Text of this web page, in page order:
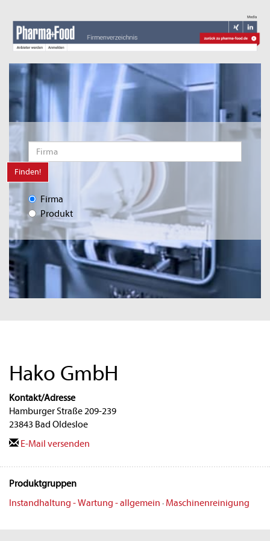
Finden!
Firma
Produkt
Hako GmbH
Kontakt/Adresse
Hamburger Straße 209-239
23843 Bad Oldesloe
E-Mail versenden
Produktgruppen
Instandhaltung - Wartung - allgemein · Maschinenreinigung